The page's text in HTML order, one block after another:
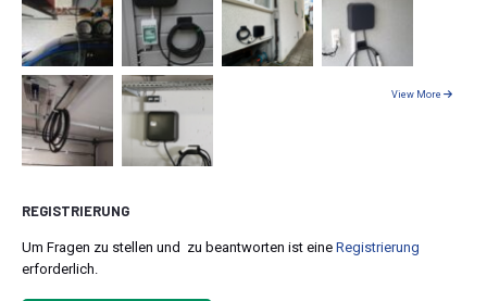
View More
REGISTRIERUNG
Um Fragen zu stellen und zu beantworten ist eine Registrierung
erforderlich.